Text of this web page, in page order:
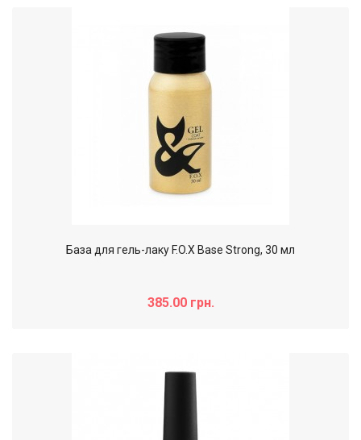
База для гель-лаку F.O.X Base Strong, 30 мл
385.00 грн.